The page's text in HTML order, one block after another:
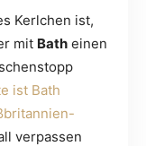
Kerlchen ist,
mit Bath einen
ist Bath
verpassen